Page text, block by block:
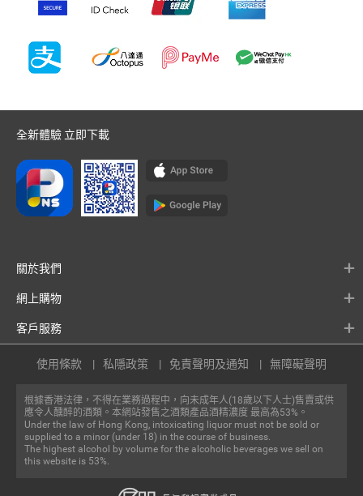
全新體驗 立即下載
關於我們
網上購物
客戶服務
根據香港法律，不得在業務過程中，向未成年人(18歲以下人士)售賣或供
應令人醺醉的酒類。本網站發售之酒類產品酒精濃度 最高為53%。
Under the law of Hong Kong, intoxicating liquor must not be sold or
supplied to a minor (under 18) in the course of business.
The highest alcohol by volume for the alcoholic beverages we sell on
this website is 53%.
使用條款 私隱政策 免責聲明及通知 無障礙聲明